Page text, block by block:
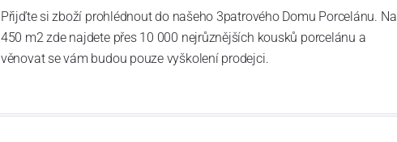
Přijďte si zboží prohlédnout do našeho 3patrového Domu Porcelánu. Na
450 m2 zde najdete přes 10 000 nejrůznějších kousků porcelánu a
věnovat se vám budou pouze vyškolení prodejci.